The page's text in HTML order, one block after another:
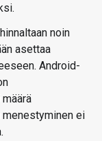
noin
asettaa
Android-
menestyminen ei